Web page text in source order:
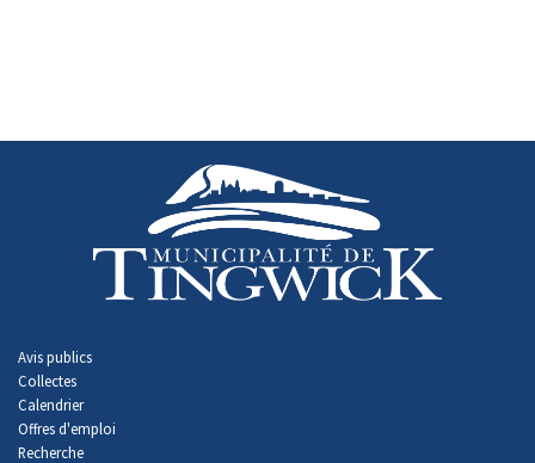
Avis publics
Collectes
Calendrier
Offres d'emploi
Recherche